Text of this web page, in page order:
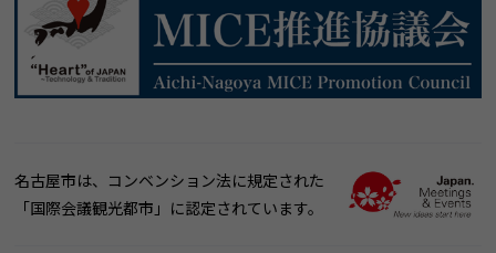
名古屋市は、コンベンション法に規定された
「国際会議観光都市」に認定されています。